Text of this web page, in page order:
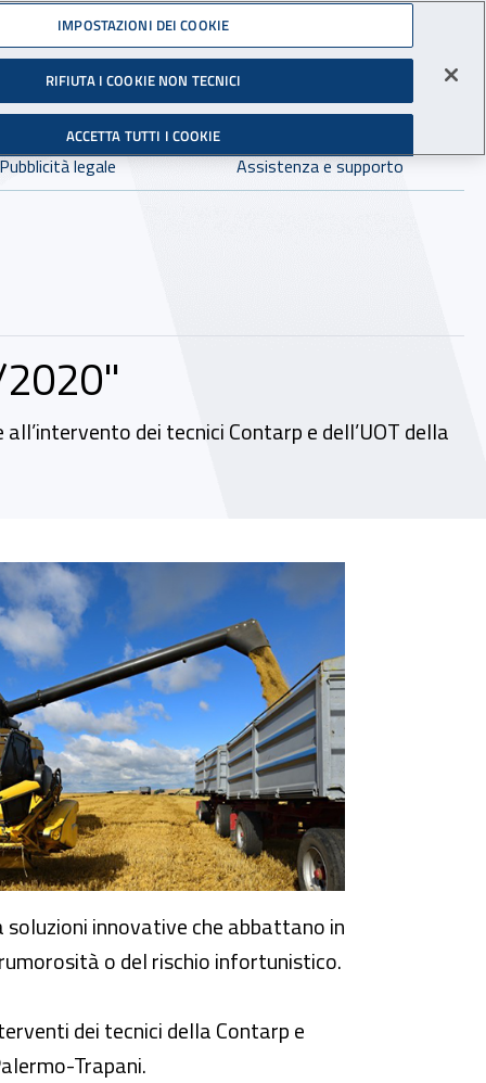
Infortuni sul Lavoro
Facebook - Sito esterno - Apertura in nuova finestra
X - Sito esterno - Apertura in nuova finestra
Instagram - Sito esterno - Apertura in
Linkedin - Sito esterno -
Youtube - Sito esterno -
Tiktok - SitoSpreaker -
Dove cercare:
in:tutto INAIL.it
Pubblicità legale Assistenza e supporto
dei tecnici Contarp e dell’UOT della
innovative che abbattano in
o del rischio infortunistico.
dei tecnici della Contarp e
Trapani.
IMPOSTAZIONI DEI COOKIE
RIFIUTA I COOKIE NON TECNICI
ACCETTA TUTTI I COOKIE